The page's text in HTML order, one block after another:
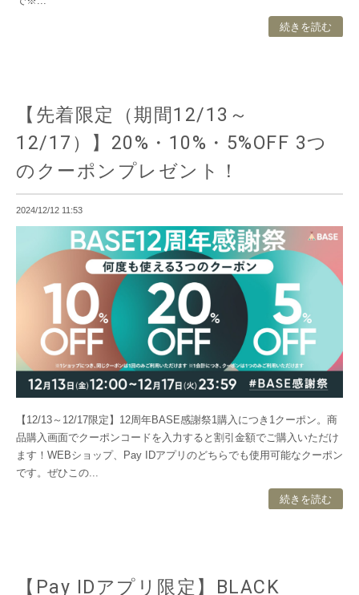
続きを読む
【先着限定（期間12/13～
12/17）】20%・10%・5%OFF 3つ
のクーポンプレゼント！
2024/12/12 11:53
【12/13～12/17限定】12周年BASE感謝祭1購入につき1クーポン。商
品購入画面でクーポンコードを入力すると割引金額でご購入いただけ
ます！WEBショップ、Pay IDアプリのどちらでも使用可能なクーポン
です。ぜひこの...
続きを読む
【Pay IDアプリ限定】BLACK